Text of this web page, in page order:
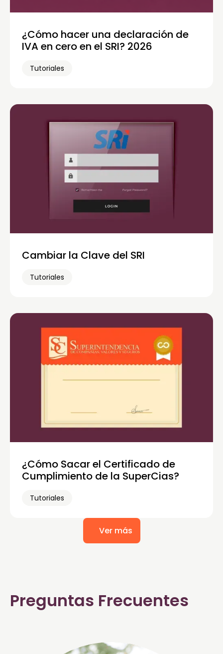
¿Cómo hacer una declaración de
IVA en cero en el SRI? 2026
Tutoriales
Cambiar la Clave del SRI
Tutoriales
¿Cómo Sacar el Certificado de
Cumplimiento de la SuperCias?
Tutoriales
Ver más
Preguntas Frecuentes